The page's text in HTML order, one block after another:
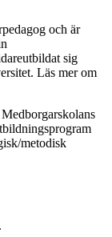
och är
sig
Läs mer om
metodisk